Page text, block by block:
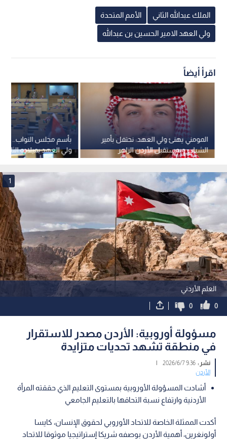
الملك عبدالله الثاني الأمم المتحدة
ولي العهد الامير الحسين بن عبدالله
اقرأ أيضاً
بأسم مجلس النواب..
ولي العهد بميلاده الثاني
المومني يهنئ ولي العهد: نحتفل بأمير
الشباب وبمستقبل الأردن الزاهر
العلم الأردني
1
0
0
مسؤولة أوروبية: الأردن مصدر للاستقرار
في منطقة تشهد تحديات متزايدة
نشر :9:36 2026/6/7
|
الأردن
أشادت المسؤولة الأوروبية بمستوى التعليم الذي حققته المرأة
الأردنية وارتفاع نسبة التحاقها بالتعليم الجامعي
أكدت الممثلة الخاصة للاتحاد الأوروبي لحقوق الإنسان، كايسا
أولونغرين، أهمية الأردن بوصفه شريكا إستراتيجيا موثوقا للاتحاد